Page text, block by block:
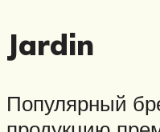
Jardin
Популярный